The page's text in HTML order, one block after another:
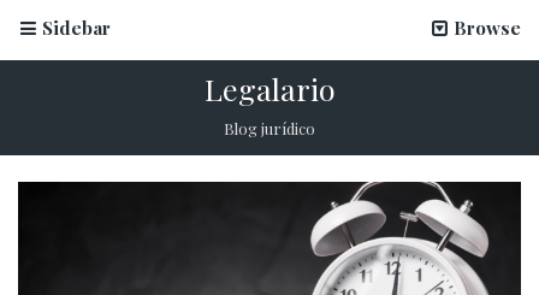
Sidebar Browse
Legalario
Blog jurídico